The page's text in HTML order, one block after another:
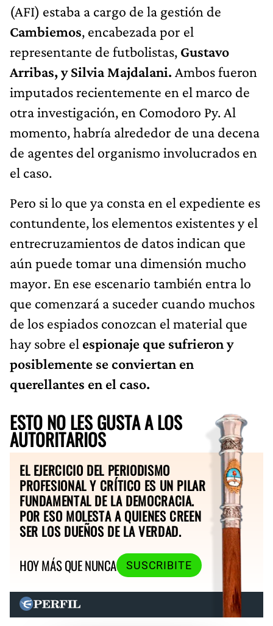
(AFI) estaba a cargo de la gestión de
Cambiemos, encabezada por el
representante de futbolistas, Gustavo
Arribas, y Silvia Majdalani. Ambos fueron
imputados recientemente en el marco de
otra investigación, en Comodoro Py. Al
momento, habría alrededor de una decena
de agentes del organismo involucrados en
el caso.
Pero si lo que ya consta en el expediente es
contundente, los elementos existentes y el
entrecruzamientos de datos indican que
aún puede tomar una dimensión mucho
mayor. En ese escenario también entra lo
que comenzará a suceder cuando muchos
de los espiados conozcan el material que
hay sobre el espionaje que sufrieron y
posiblemente se conviertan en
querellantes en el caso.
ESTO NO LES GUSTA A LOS
AUTORITARIOS
EL EJERCICIO DEL PERIODISMO
PROFESIONAL Y CRÍTICO ES UN PILAR
FUNDAMENTAL DE LA DEMOCRACIA.
POR ESO MOLESTA A QUIENES CREEN
SER LOS DUEÑOS DE LA VERDAD.
HOY MÁS QUE NUNCA
SUSCRIBITE